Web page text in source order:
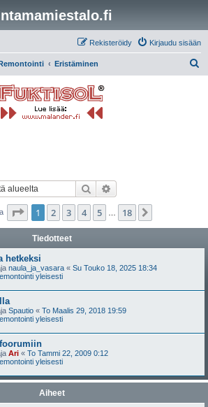
Kirjaudu sisään
Rekisteröidy
Eristäminen
Etsi
Sivu /18
1 2 3 4 5 18
Tiedotteet
hetkeksi
naula_ja_vasara « Su Touko 18, 2025 18:34
yleisesti
Spautio « To Maalis 29, 2018 19:59
yleisesti
Ari « To Tammi 22, 2009 0:12
yleisesti
Aiheet